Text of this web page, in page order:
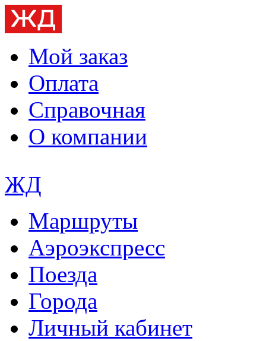
Мой заказ
Оплата
Справочная
О компании
ЖД
Маршруты
Аэроэкспресс
Поезда
Города
Личный кабинет